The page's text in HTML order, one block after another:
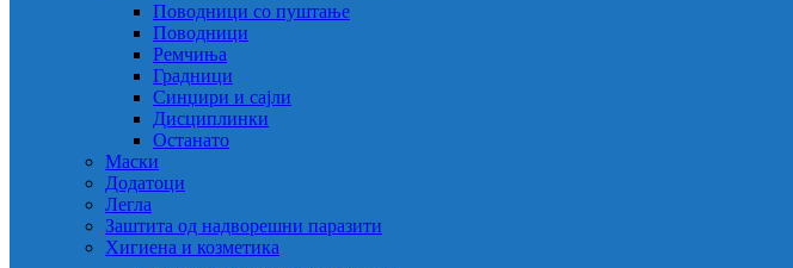
Поводници со пуштање
Поводници
Ремчиња
Градници
Синџири и сајли
Дисциплинки
Останато
Маски
Додатоци
Легла
Заштита од надворешни паразити
Хигиена и козметика